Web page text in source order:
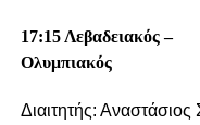
17:15 Λεβαδειακός –
Ολυμπιακός
Διαιτητής: